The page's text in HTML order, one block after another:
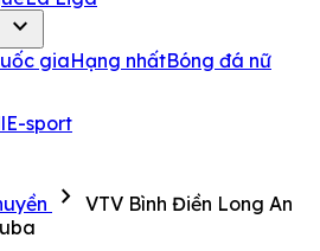
expand_more
giaHạng nhấtBóng đá nữ
E-sport
chevron_right VTV Bình Điền Long An